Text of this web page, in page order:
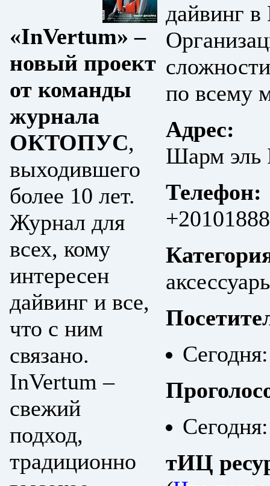
«InVertum» –
новый проект
от команды
журнала
ОКТОПУС,
выходившего
более 10 лет.
Журнал для
всех, кому
интересен
дайвинг и все,
что с ним
связано.
InVertum –
свежий
подход,
традиционно
дайвинг
по всему
Адрес:
Шарм эль
Телефон:
тИЦ